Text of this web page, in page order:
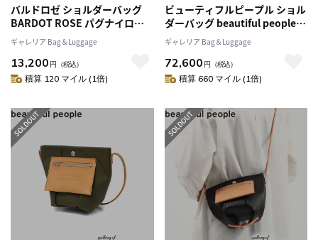
バルドロゼ ショルダーバッグ
BARDOT ROSE パグナイロン
2WAY ハンドバッグ 肩掛け 斜め
がけ ショルダーナイロンレディ
ース BR-5211
ギャレリア Bag＆Luggage
13,200 円 （税込）
積算 120 マイル (1倍)
ビューティフルピープル ショル
ダーバッグ beautiful people
ライダース フラップ ショルダ
ー バッグ ミニショルダー レザ
ー 本革 ヴィンテージ 日本製 斜
めがけ 小さめ 軽い 黒 カジュア
ギャレリア Bag＆Luggage
72,600 円 （税込）
積算 660 マイル (1倍)